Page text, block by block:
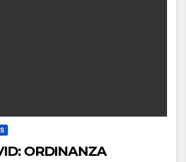
ORDINANZA